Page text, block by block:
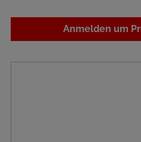
Anmelden um